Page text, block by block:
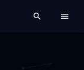
search menu